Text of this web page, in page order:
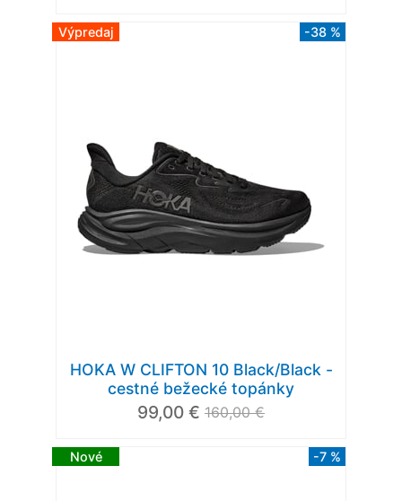
Výpredaj -38 %
HOKA W CLIFTON 10 Black/Black -
cestné bežecké topánky
99,00 € 160,00 €
Nové -7 %